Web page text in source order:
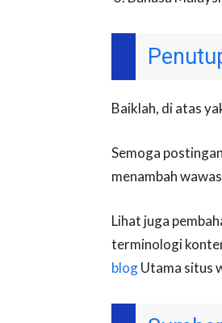
Baiklah, di atas
Semoga
menambah
Lihat juga
terminologi
blogUtama situs